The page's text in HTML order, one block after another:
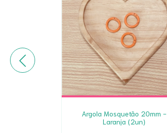
Argola Mosquetão 20mm -
Laranja (2un)